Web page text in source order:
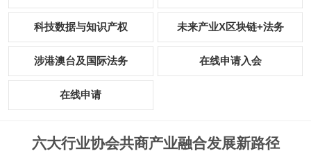
科技数据与知识产权 未来产业X区块链+法务
涉港澳台及国际法务 在线申请入会
在线申请
六大行业协会共商产业融合发展新路径